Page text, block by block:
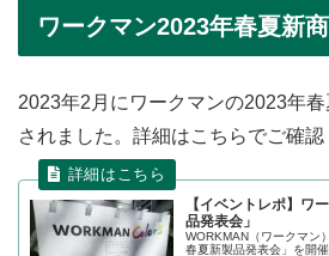
ワークマン2023年春夏新
2023年2月にワークマンの2023年
されました。詳細はこちらでご確認
【イベントレポ】ワ
品発表会」
WORKMAN（ワークマン
春夏新製品発表会」を開